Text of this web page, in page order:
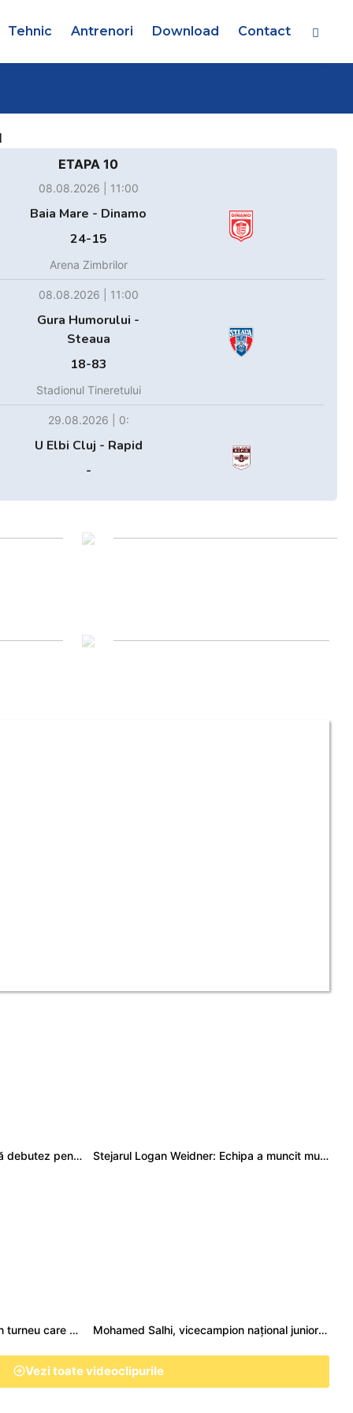
Tehnic Antrenori Download Contact
ETAPA 10
08.08.2026 | 11:00
Baia Mare - Dinamo
24-15
Arena Zimbrilor
08.08.2026 | 11:00
Gura Humorului -
Steaua
18-83
Stadionul Tineretului
29.08.2026 | 0:
U Elbi Cluj - Rapid
-
Adrian Țală: Visul meu este să debutez pentru România Stejarul Logan Weidner: Echipa a muncit mult, iar asta se va vedea în meciurile de la Nations Cup
Stejarul Iulian Hartig: A fost un turneu care a unit mai mult echipa Mohamed Salhi, vicecampion național juniori I: Rugby-ul te învață să accepți și înfrângerile
Vezi toate videoclipurile